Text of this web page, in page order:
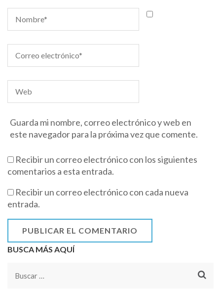
Guarda mi nombre, correo electrónico y web en
este navegador para la próxima vez que comente.
Recibir un correo electrónico con los siguientes
comentarios a esta entrada.
Recibir un correo electrónico con cada nueva
entrada.
BUSCA MÁS AQUÍ
Buscar: